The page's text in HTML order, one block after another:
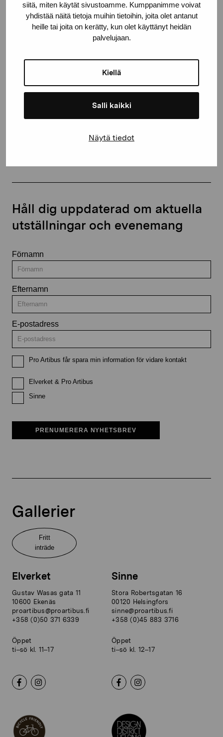
siitä, miten käytät sivustoamme. Kumppanimme voivat
yhdistää näitä tietoja muihin tietoihin, joita olet antanut
heille tai joita on kerätty, kun olet käyttänyt heidän
palvelujaan.
Kiellä
Salli kaikki
Näytä tiedot
Stiftelsen Pro Artibus
10600 Ekenäs
+358 (0)50 371 6339
Håll dig uppdaterad om aktuella
utställningar och evenemang
Förnamn
Efternamn
E-postadress
Pro Artibus får spara min information för vidare kontakt
Elverket & Pro Artibus
Sinne
PRENUMERERA NYHETSBREV
Gallerier
Fritt
inträde
Elverket
Gustav Wasas gata 11
10600 Ekenäs
proartibus@proartibus.fi
+358 (0)50 371 6339
Öppet
ti–sö kl. 11–17
Sinne
Stora Robertsgatan 16
00120 Helsingfors
sinne@proartibus.fi
+358 (0)45 883 3716
Öppet
ti–sö kl. 12–17